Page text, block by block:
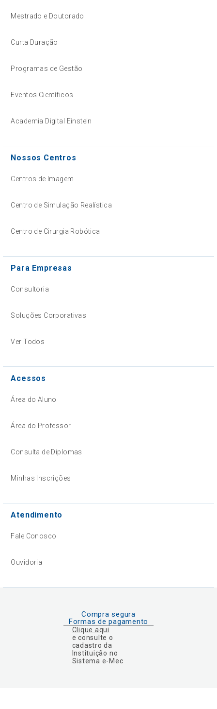
Mestrado e Doutorado
Curta Duração
Programas de Gestão
Eventos Científicos
Academia Digital Einstein
Nossos Centros
Centros de Imagem
Centro de Simulação Realística
Centro de Cirurgia Robótica
Para Empresas
Consultoria
Soluções Corporativas
Ver Todos
Acessos
Área do Aluno
Área do Professor
Consulta de Diplomas
Minhas Inscrições
Atendimento
Fale Conosco
Ouvidoria
Compra segura
Formas de pagamento
Clique aqui
e consulte o
cadastro da
Instituição no
Sistema e-Mec